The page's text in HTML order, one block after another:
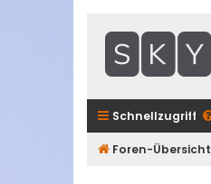
Schnellzugriff
Foren-Übersicht